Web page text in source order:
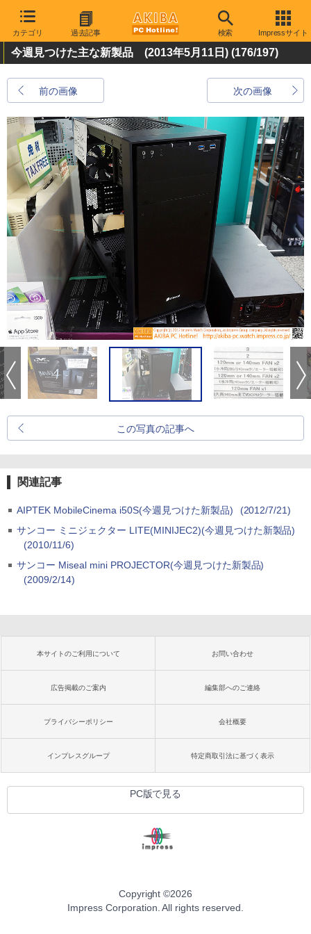
カテゴリ 過去記事 検索 Impressサイト
今週見つけた主な新製品 (2013年5月11日) (176/197)
前の画像 次の画像
この写真の記事へ
関連記事
AIPTEK MobileCinema i50S(今週見つけた新製品)
(2012/7/21)
サンコー ミニジェクター LITE(MINIJEC2)(今週見つけた新製品)
(2010/11/6)
サンコー Miseal mini PROJECTOR(今週見つけた新製品)
(2009/2/14)
本サイトのご利用について お問い合わせ
広告掲載のご案内 編集部へのご連絡
プライバシーポリシー 会社概要
インプレスグループ 特定商取引法に基づく表示
PC版で見る
Copyright ©2026
Impress Corporation. All rights reserved.